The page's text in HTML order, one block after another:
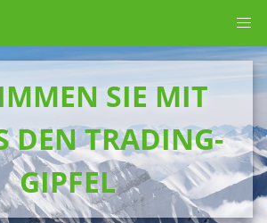
SIE MIT
DEN TRADING-
GIPFEL